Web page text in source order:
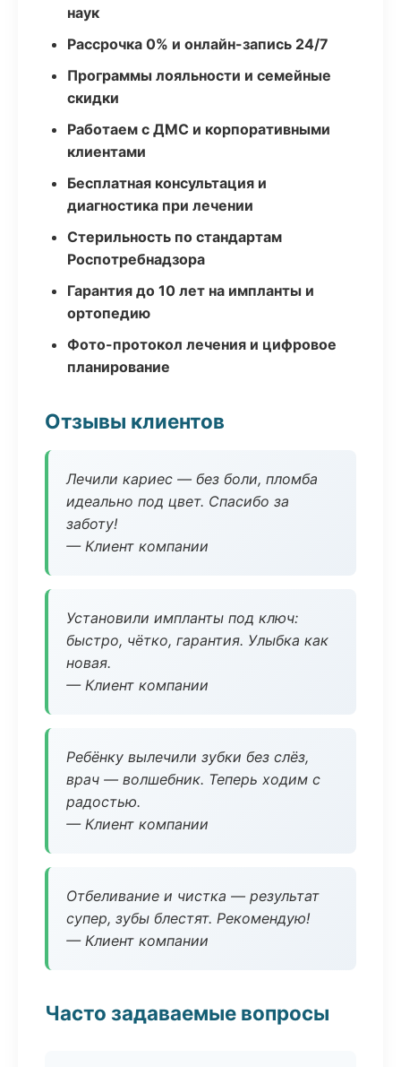
наук
Рассрочка 0% и онлайн-запись 24/7
Программы лояльности и семейные
скидки
Работаем с ДМС и корпоративными
клиентами
Бесплатная консультация и
диагностика при лечении
Стерильность по стандартам
Роспотребнадзора
Гарантия до 10 лет на импланты и
ортопедию
Фото-протокол лечения и цифровое
планирование
Отзывы клиентов
Лечили кариес — без боли, пломба
идеально под цвет. Спасибо за
заботу!
— Клиент компании
Установили импланты под ключ:
быстро, чётко, гарантия. Улыбка как
новая.
— Клиент компании
Ребёнку вылечили зубки без слёз,
врач — волшебник. Теперь ходим с
радостью.
— Клиент компании
Отбеливание и чистка — результат
супер, зубы блестят. Рекомендую!
— Клиент компании
Часто задаваемые вопросы